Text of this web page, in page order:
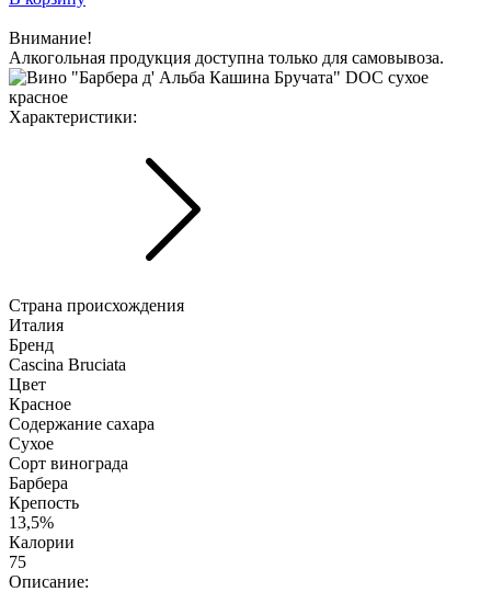
Внимание!
Алкогольная продукция доступна только для самовывоза.
Характериcтики:
Страна происхождения
Италия
Бренд
Cascina Bruciata
Цвет
Красное
Содержание сахара
Сухое
Сорт винограда
Барбера
Крепость
13,5%
Калории
75
Описание: